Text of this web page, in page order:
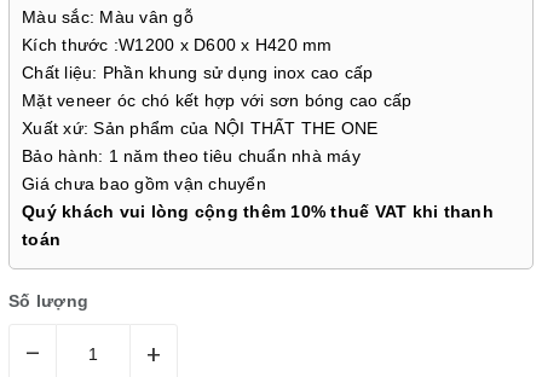
Màu sắc: Màu vân gỗ
Kích thước :W1200 x D600 x H420 mm
Chất liệu: Phần khung sử dụng inox cao cấp
Mặt veneer óc chó kết hợp với sơn bóng cao cấp
Xuất xứ: Sản phẩm của NỘI THẤT THE ONE
Bảo hành: 1 năm theo tiêu chuẩn nhà máy
Giá chưa bao gồm vận chuyển
Quý khách vui lòng cộng thêm 10% thuế VAT khi thanh
toán
Số lượng
– +